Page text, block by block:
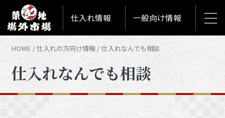
仕入れ情報 一般向け情報
HOME 仕入れの方向け情報 仕入れなんでも相談
仕入れなんでも相談